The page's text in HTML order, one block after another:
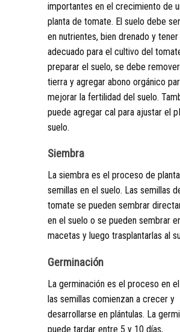
importantes en el crecimiento de
planta de tomate. El suelo debe
en nutrientes, bien drenado y tener
adecuado para el cultivo del
preparar el suelo, se debe
tierra y agregar abono orgánico
mejorar la fertilidad del suelo.
puede agregar cal para ajustar el
suelo.
Siembra
La siembra es el proceso de
semillas en el suelo. Las semillas
tomate se pueden sembrar
en el suelo o se pueden sembrar
macetas y luego trasplantarlas al
Germinación
La germinación es el proceso en
las semillas comienzan a crecer y
desarrollarse en plántulas. La
puede tardar entre 5 y 10 días,